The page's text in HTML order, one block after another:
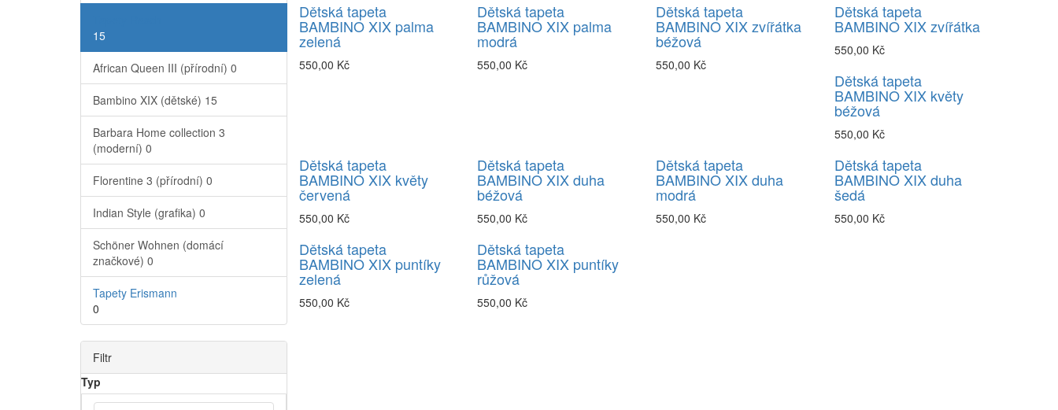
15
African Queen III (přírodní) 0
Bambino XIX (dětské) 15
Barbara Home collection 3
(moderní) 0
Florentine 3 (přírodní) 0
Indian Style (grafika) 0
Schöner Wohnen (domácí
značkové) 0
Tapety Erismann
0
Filtr
Typ
Dětská tapeta
BAMBINO XIX palma
zelená
550,00 Kč
Dětská tapeta
BAMBINO XIX palma
modrá
550,00 Kč
Dětská tapeta
BAMBINO XIX zvířátka
béžová
550,00 Kč
Dětská tapeta
BAMBINO XIX zvířátka
550,00 Kč
Dětská tapeta
BAMBINO XIX květy
béžová
550,00 Kč
Dětská tapeta
BAMBINO XIX květy
červená
550,00 Kč
Dětská tapeta
BAMBINO XIX duha
béžová
550,00 Kč
Dětská tapeta
BAMBINO XIX duha
modrá
550,00 Kč
Dětská tapeta
BAMBINO XIX duha
šedá
550,00 Kč
Dětská tapeta
BAMBINO XIX puntíky
zelená
550,00 Kč
Dětská tapeta
BAMBINO XIX puntíky
růžová
550,00 Kč